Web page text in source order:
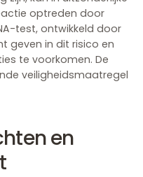
optreden door
test, ontwikkeld door
geven in dit risico en
te voorkomen. De
veiligheidsmaatregel
en